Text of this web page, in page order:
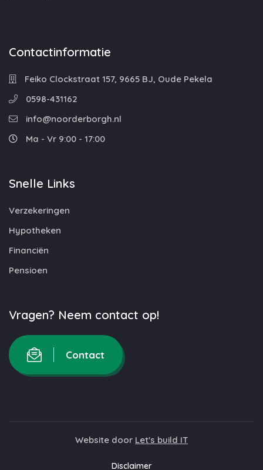
Contactinformatie
Feiko Clockstraat 157, 9665 BJ, Oude Pekela
0598-431162
info@noorderborgh.nl
Ma - Vr 9:00 - 17:00
Snelle Links
Verzekeringen
Hypotheken
Financiën
Pensioen
Vragen? Neem contact op!
Contact
Website door Let's build IT
Disclaimer